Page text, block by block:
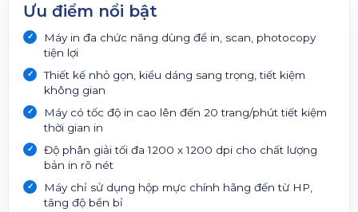
Ưu điểm nổi bật
Máy in đa chức năng dùng để in, scan, photocopy
tiện lợi
Thiết kế nhỏ gọn, kiểu dáng sang trọng, tiết kiệm
không gian
Máy có tốc độ in cao lên đến 20 trang/phút tiết kiệm
thời gian in
Độ phân giải tối đa 1200 x 1200 dpi cho chất lượng
bản in rõ nét
Máy chỉ sử dụng hộp mực chính hãng đến từ HP,
tăng độ bền bỉ